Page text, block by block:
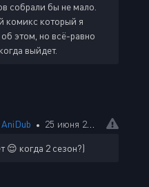
собрали бы не мало.
комикс который я
этом, но всё-равно
выйдет.
25 июня 2024 14:32
😌 когда 2 сезон?)